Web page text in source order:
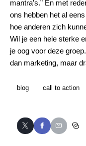
mantra’s.” En met
ons hebben het al
hoe anderen zich
Wil je een hele sterke
je oog voor deze
dan marketing, maar
blog call to action